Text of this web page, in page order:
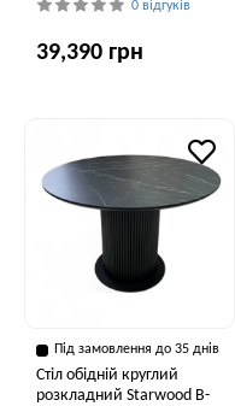
0 відгуків
39,390 грн
Під замовлення до 35 днів
Стіл обідній круглий
розкладний Starwood B-